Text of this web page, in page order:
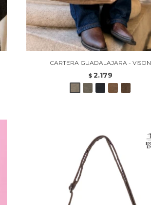
CARTERA GUADALAJARA - VISON
$ 2.179